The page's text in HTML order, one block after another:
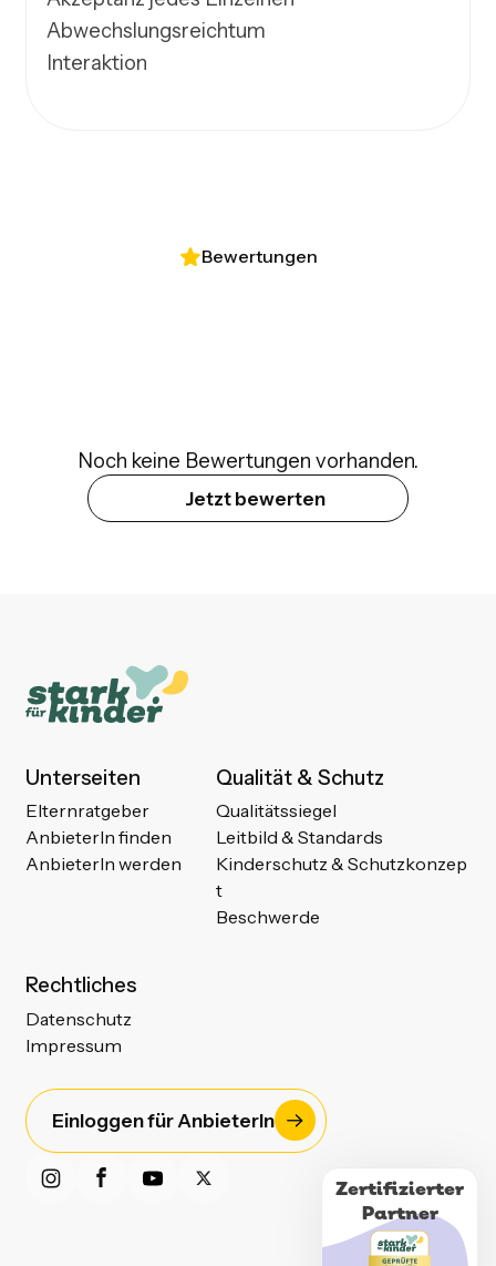
Abwechslungsreichtum
Interaktion
Bewertungen
Noch keine Bewertungen vorhanden.
Jetzt bewerten
Unterseiten
Elternratgeber
AnbieterIn finden
AnbieterIn werden
Qualität & Schutz
Qualitätssiegel
Leitbild & Standards
Kinderschutz & Schutzkonzep
t
Beschwerde
Rechtliches
Datenschutz
Impressum
Einloggen für AnbieterIn
Zertifizierter
Partner